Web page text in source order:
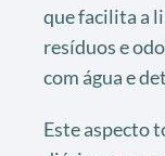
que facilita a
resíduos e
com água e
Este aspecto